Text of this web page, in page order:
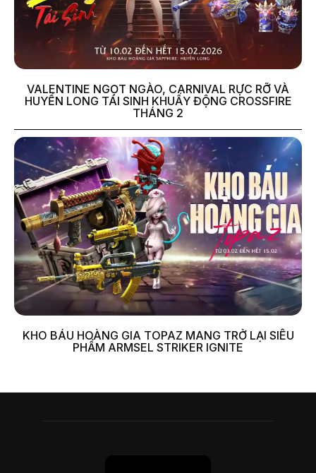
VALENTINE NGỌT NGÀO, CARNIVAL RỰC RỠ VÀ
HUYỀN LONG TÁI SINH KHUẤY ĐỘNG CROSSFIRE
THÁNG 2
KHO BÁU HOÀNG GIA TOPAZ MANG TRỞ LẠI SIÊU
PHẨM ARMSEL STRIKER IGNITE